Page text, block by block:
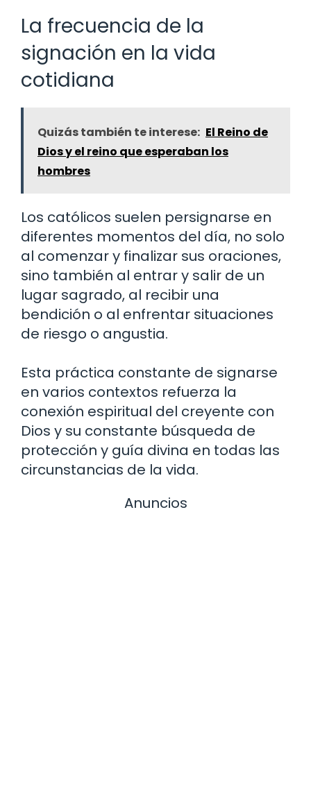
La frecuencia de la
signación en la vida
cotidiana
Quizás también te interese: El Reino de
Dios y el reino que esperaban los
hombres
Los católicos suelen persignarse en
diferentes momentos del día, no solo
al comenzar y finalizar sus oraciones,
sino también al entrar y salir de un
lugar sagrado, al recibir una
bendición o al enfrentar situaciones
de riesgo o angustia.
Esta práctica constante de signarse
en varios contextos refuerza la
conexión espiritual del creyente con
Dios y su constante búsqueda de
protección y guía divina en todas las
circunstancias de la vida.
Anuncios